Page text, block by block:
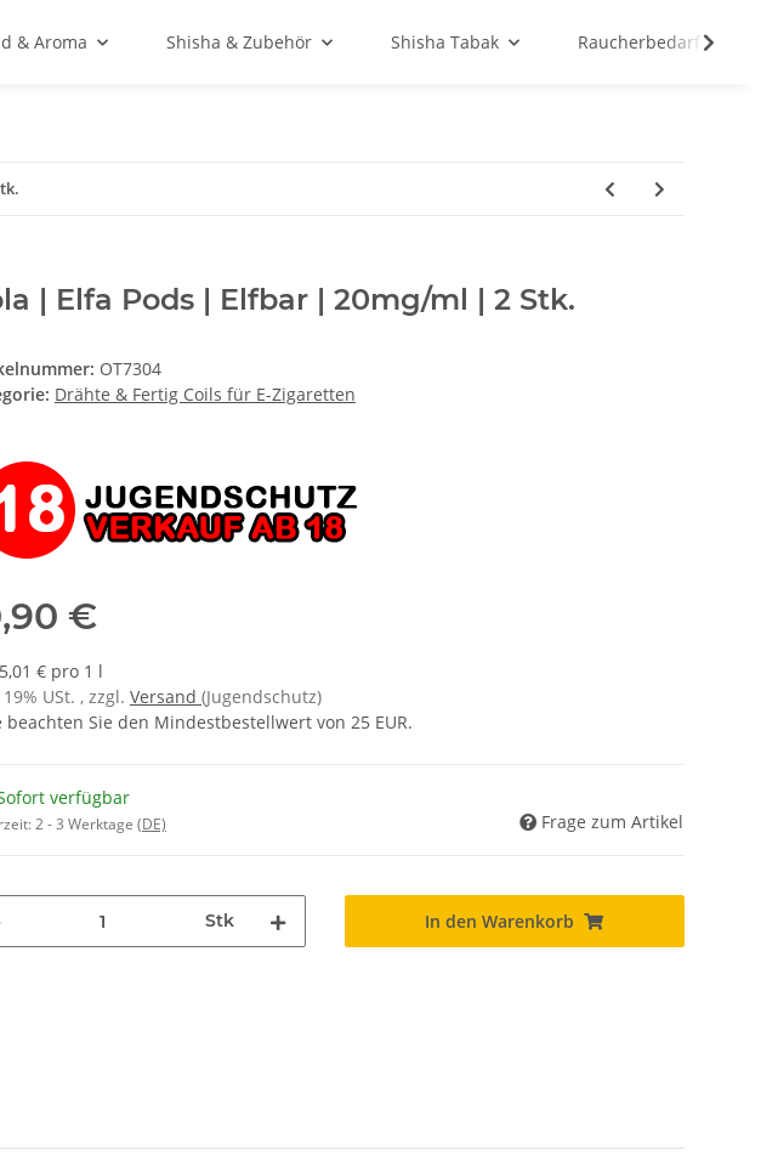
& Aroma Shisha & Zubehör Shisha Tabak Raucherbedarf
| Elfa Pods | Elfbar | 20mg/ml | 2 Stk.
OT7304
Drähte & Fertig Coils für E-Zigaretten
€
€ pro 1 l
USt. , zzgl. Versand (Jugendschutz)
beachten Sie den Mindestbestellwert von 25 EUR.
verfügbar
2 - 3 Werktage (DE) Frage zum Artikel
Stk In den Warenkorb